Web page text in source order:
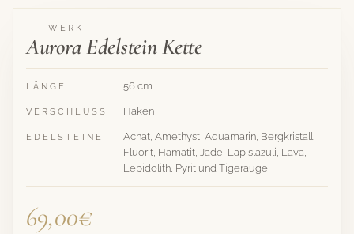
WERK
Aurora Edelstein Kette
LÄNGE 56 cm
VERSCHLUSS Haken
EDELSTEINE
Achat, Amethyst, Aquamarin, Bergkristall,
Fluorit, Hämatit, Jade, Lapislazuli, Lava,
Lepidolith, Pyrit und Tigerauge
69,00€